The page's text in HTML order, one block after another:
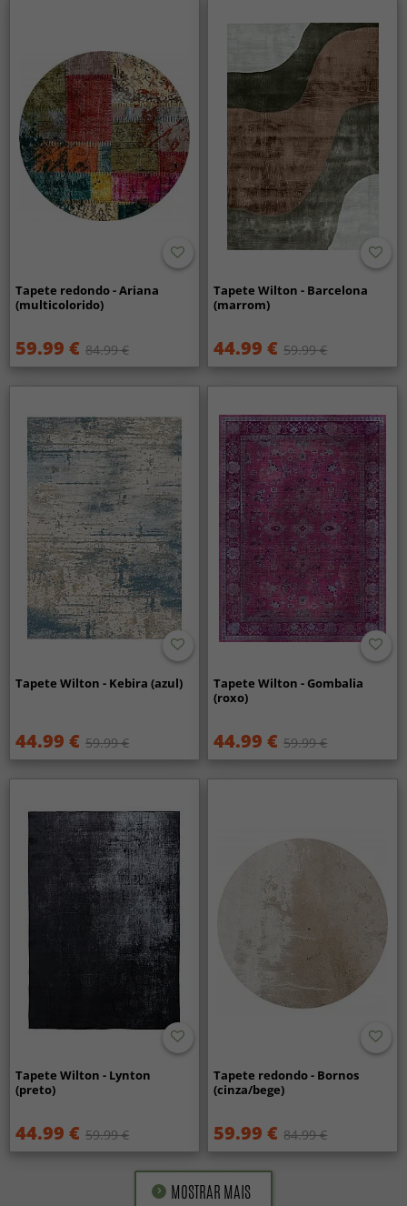
Tapete redondo - Ariana
(multicolorido)
59.99 € 84.99 €
Tapete Wilton - Barcelona
(marrom)
44.99 € 59.99 €
Tapete Wilton - Kebira (azul)
44.99 € 59.99 €
Tapete Wilton - Gombalia
(roxo)
44.99 € 59.99 €
Tapete Wilton - Lynton
(preto)
44.99 € 59.99 €
Tapete redondo - Bornos
(cinza/bege)
59.99 € 84.99 €
MOSTRAR MAIS